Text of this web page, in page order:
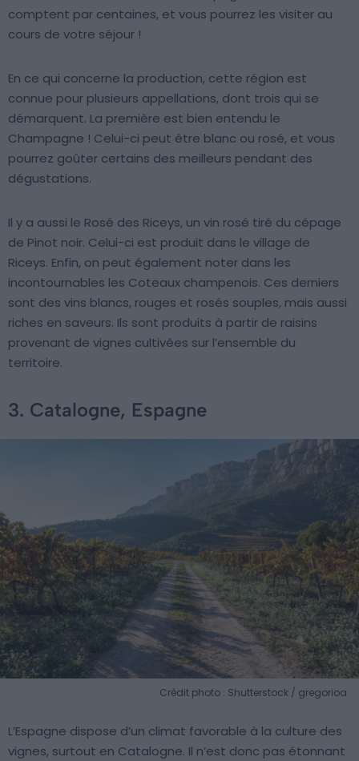
comptent par centaines, et vous pourrez les visiter au
cours de votre séjour !
En ce qui concerne la production, cette région est
connue pour plusieurs appellations, dont trois qui se
démarquent. La première est bien entendu le
Champagne ! Celui-ci peut être blanc ou rosé, et vous
pourrez goûter certains des meilleurs pendant des
dégustations.
Il y a aussi le Rosé des Riceys, un vin rosé tiré du cépage
de Pinot noir. Celui-ci est produit dans le village de
Riceys. Enfin, on peut également noter dans les
incontournables les Coteaux champenois. Ces derniers
sont des vins blancs, rouges et rosés souples, mais aussi
riches en saveurs. Ils sont produits à partir de raisins
provenant de vignes cultivées sur l’ensemble du
territoire.
3. Catalogne, Espagne
Crédit photo : Shutterstock / gregorioa
L’Espagne dispose d’un climat favorable à la culture des
vignes, surtout en Catalogne. Il n’est donc pas étonnant